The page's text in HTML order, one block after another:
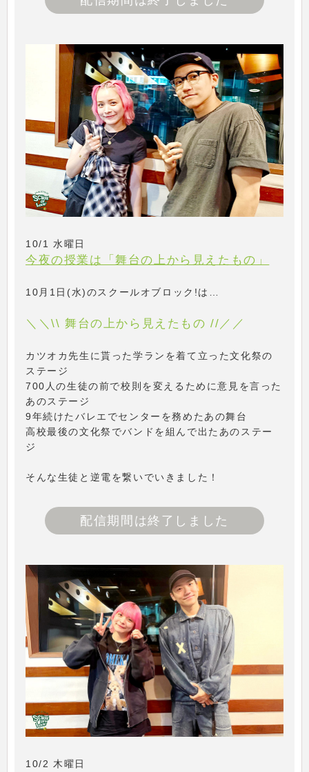
10/1 水曜日
今夜の授業は「舞台の上から見えたもの」
10月1日(水)のスクールオブロック!は…
＼＼\\ 舞台の上から見えたもの //／／
カツオカ先生に貰った学ランを着て立った文化祭の
ステージ
700人の生徒の前で校則を変えるために意見を言った
あのステージ
9年続けたバレエでセンターを務めたあの舞台
高校最後の文化祭でバンドを組んで出たあのステー
ジ
そんな生徒と逆電を繋いでいきました！
配信期間は終了しました
10/2 木曜日